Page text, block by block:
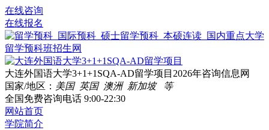
在线咨询
在线报名
大连外国语大学3+1+1SQA-AD留学项目2026年咨询信息网
国家/地区： 美国 英国 澳洲 新加坡 等
全国免费咨询电话 9:00-22:30
网站首页
学院简介